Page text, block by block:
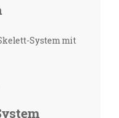
System mit